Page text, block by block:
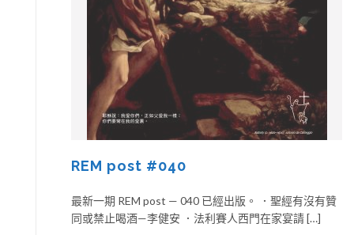
REM post #040
最新一期 REM post — 040 已經出版。 ．聖經有沒有贊
同或禁止喝酒—李健安 ．法利賽人西門在家宴請 […]